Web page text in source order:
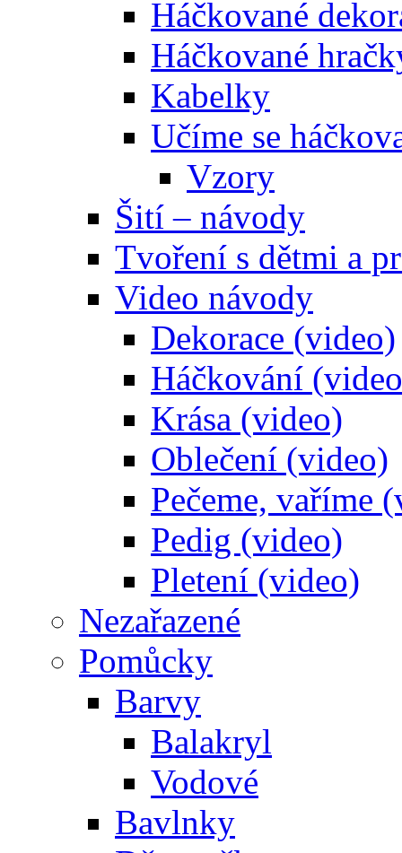
Háčkované
Háčkované
Kabelky
Učíme se
Vzory
Šití – návody
Tvoření s dětmi a
Video návody
Dekorace (video)
Háčkování
Krása (video)
Oblečení (video)
Pečeme, vaříme
Pedig (video)
Pletení (video)
Nezařazené
Pomůcky
Barvy
Balakryl
Vodové
Bavlnky